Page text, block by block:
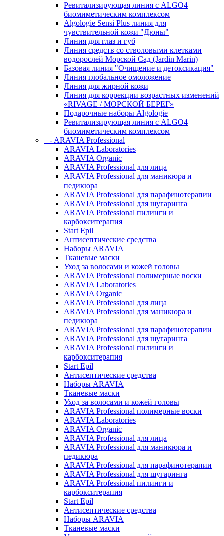
Ревитализирующая линия с ALGO4
биомиметическим комплексом
Algologie Sensi Plus линия для
чувcтвительной кожи "Дюны"
Линия для глаз и губ
Линия средств со стволовыми клетками
водорослей Морской Сад (Jardin Marin)
Базовая линия "Очищение и детоксикация"
Линия глобальное омоложение
Линия для жирной кожи
Линия для коррекции возрастных изменений
«RIVAGE / МОРСКОЙ БЕРЕГ»
Подарочные наборы Algologie
Ревитализирующая линия с ALGO4
биомиметическим комплексом
- ARAVIA Professional
ARAVIA Laboratories
ARAVIA Organic
ARAVIA Professional для лица
ARAVIA Professional для маникюра и
педикюра
ARAVIA Professional для парафинотерапии
ARAVIA Professional для шугаринга
ARAVIA Professional пилинги и
карбокситерапия
Start Epil
Антисептические средства
Наборы ARAVIA
Тканевые маски
Уход за волосами и кожей головы
ARAVIA Professional полимерные воски
ARAVIA Laboratories
ARAVIA Organic
ARAVIA Professional для лица
ARAVIA Professional для маникюра и
педикюра
ARAVIA Professional для парафинотерапии
ARAVIA Professional для шугаринга
ARAVIA Professional пилинги и
карбокситерапия
Start Epil
Антисептические средства
Наборы ARAVIA
Тканевые маски
Уход за волосами и кожей головы
ARAVIA Professional полимерные воски
ARAVIA Laboratories
ARAVIA Organic
ARAVIA Professional для лица
ARAVIA Professional для маникюра и
педикюра
ARAVIA Professional для парафинотерапии
ARAVIA Professional для шугаринга
ARAVIA Professional пилинги и
карбокситерапия
Start Epil
Антисептические средства
Наборы ARAVIA
Тканевые маски